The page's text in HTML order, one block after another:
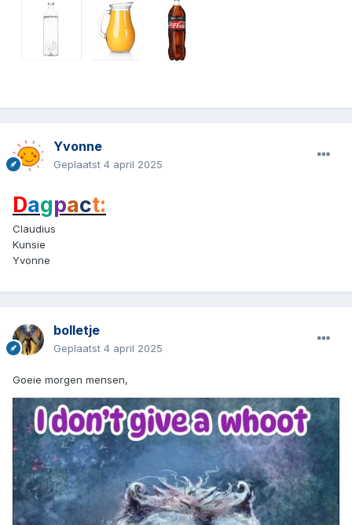
Yvonne
Geplaatst 4 april 2025
Dagpact:
Claudius
Kunsie
Yvonne
bolletje
Geplaatst 4 april 2025
Goeie morgen mensen,